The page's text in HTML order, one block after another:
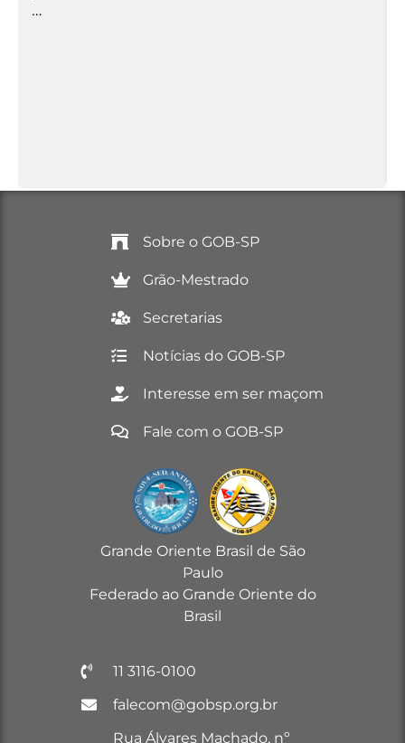
…
Sobre o GOB-SP
Grão-Mestrado
Secretarias
Notícias do GOB-SP
Interesse em ser maçom
Fale com o GOB-SP
Grande Oriente Brasil de São
Paulo
Federado ao Grande Oriente do
Brasil
11 3116-0100
falecom@gobsp.org.br
Rua Álvares Machado, nº